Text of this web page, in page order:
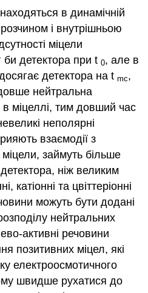
в динамічній
і внутрішньою
міцели
би детектора при t0, але в
детектора на tmc,
нейтральна
міцеллі, тим довший час
неполярні
взаємодії з
займуть більше
ніж великим
катіонні та цвіттеріонні
можуть бути додані
нейтральних
активні речовини
позитивних міцел, які
електроосмотичного
швидше рухатися до